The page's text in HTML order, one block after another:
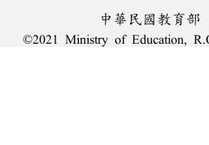
中華民國教育部
©2021 Ministry of Education,